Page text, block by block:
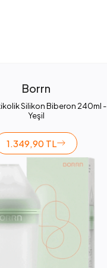
Borrn
Silikon Biberon 240ml -
Yeşil
1.349,90 TL